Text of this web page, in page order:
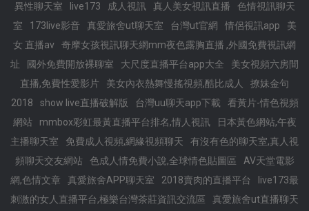
異性聊天室
live173 成人視訊 真人美女視訊直播
色情視訊聊天
室
173live影音 真愛旅舍ut聊天室 台灣ut官網 情侶視訊app
美
女 直播av
奇摩女孩視訊聊天網mm夜色露胸直播 ,外國免費視訊網
址
國外免費開放裸聊室 大尺度直播平台app大全
美女視頻六房間
直播,免費性愛影片
美女內衣熱舞慢搖視頻,酷比成人
撩妹金句
2018
show live直播破解版 台灣uu聊天app下載
看黃片-情色視頻
網站
mmbox彩虹最黃直播平台排名,情人視訊
日本黃色網站,午夜
主播聊天室
免費成人視頻,網緣視頻聊天
有沒有色的聊天室,真人視
頻聊天交友網站
色成人情免費小說,全球情色貼圖區
AV天堂電影
網,色情文章
真愛旅舍APP聊天室 2018賣肉的直播平台
live173最
刺激的女人直播平台,極樂台灣茶莊資訊交流區
真愛旅舍ut直播聊天